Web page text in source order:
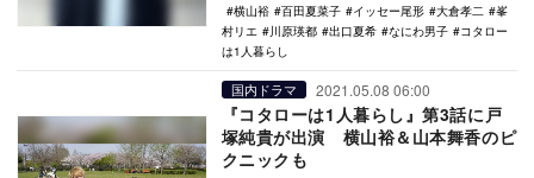
横山裕
百田夏菜子 イッセー尾形 大倉孝二
峯
村リエ
川原瑛都 出口夏希 なにわ男子
コタロー
は1人暮らし
国内ドラマ 2021.05.08 06:00
『コタローは1人暮らし』第3話に戸
塚純貴が出演 横山裕＆山本舞香のピ
クニックも